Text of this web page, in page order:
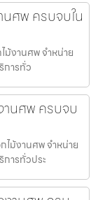
นศพ ครบจบใน
ม้งานศพ จำหน่าย
การทั่ว
นศพ ครบจบ
ม้งานศพ จำหน่าย
การทั่วประ